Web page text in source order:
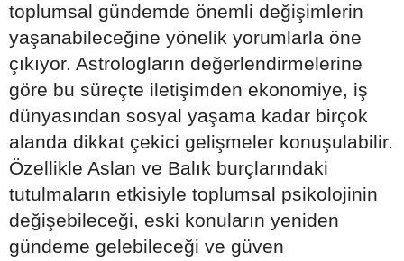
toplumsal gündemde önemli değişimlerin
yaşanabileceğine yönelik yorumlarla öne
çıkıyor. Astrologların değerlendirmelerine
göre bu süreçte iletişimden ekonomiye, iş
dünyasından sosyal yaşama kadar birçok
alanda dikkat çekici gelişmeler konuşulabilir.
Özellikle Aslan ve Balık burçlarındaki
tutulmaların etkisiyle toplumsal psikolojinin
değişebileceği, eski konuların yeniden
gündeme gelebileceği ve güven